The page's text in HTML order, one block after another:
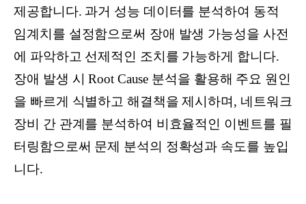
제공합니다. 과거 성능 데이터를 분석하여 동적
임계치를 설정함으로써 장애 발생 가능성을 사전
에 파악하고 선제적인 조치를 가능하게 합니다.
장애 발생 시 Root Cause 분석을 활용해 주요 원인
을 빠르게 식별하고 해결책을 제시하며, 네트워크
장비 간 관계를 분석하여 비효율적인 이벤트를 필
터링함으로써 문제 분석의 정확성과 속도를 높입
니다.